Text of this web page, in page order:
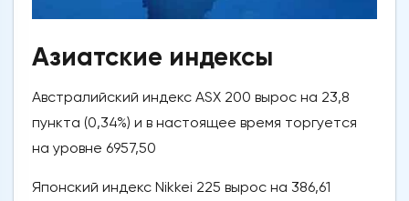
Азиатские индексы
Австралийский индекс ASX 200 вырос на 23,8
пункта (0,34%) и в настоящее время торгуется
на уровне 6957,50
Японский индекс Nikkei 225 вырос на 386,61